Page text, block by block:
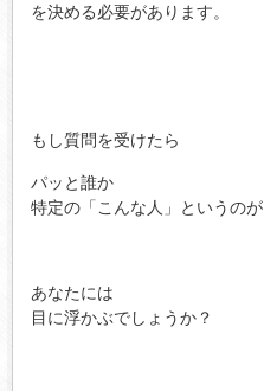
を決める必要があります。
もし質問を受けたら
パッと誰か
特定の「こんな人」というのが
あなたには
目に浮かぶでしょうか？